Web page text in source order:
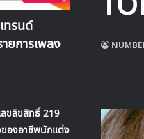
ทรนด์
ยการเพลง
ขลิขสิทธิ์ 219
ของอาชีพนักแต่ง